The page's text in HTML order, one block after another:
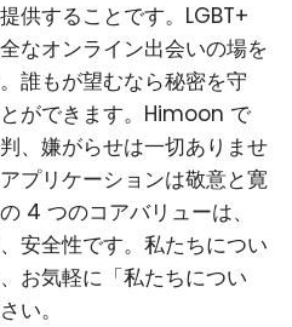
供することです。LGBT+
なオンライン出会いの場を
誰もが望むなら秘密を守
ができます。Himoon で
、嫌がらせは一切ありませ
プリケーションは敬意と寛
4 つのコアバリューは、
安全性です。私たちについ
お気軽に「私たちについ
い。